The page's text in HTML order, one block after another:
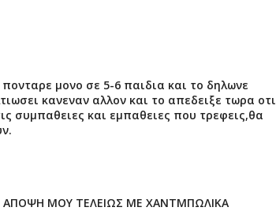
μονο σε 5-6 παιδια και το δηλωνε
κανεναν αλλον και το απεδειξε τωρα οτι
συμπαθειες και εμπαθειες που τρεφεις,θα
ΜΟΥ ΤΕΛΕΙΩΣ ΜΕ ΧΑΝΤΜΠΩΛΙΚΑ